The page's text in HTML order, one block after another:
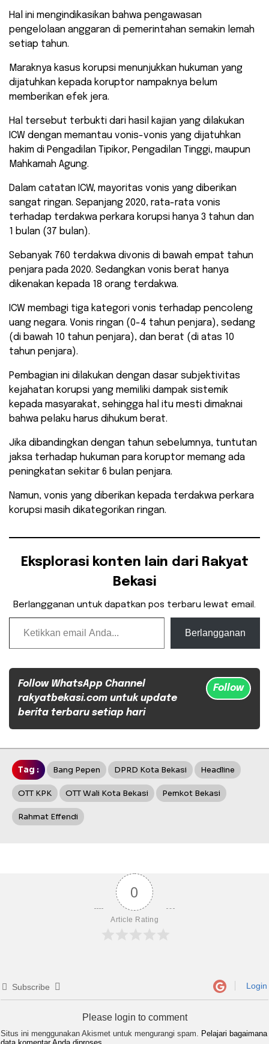
Hal ini mengindikasikan bahwa pengawasan
pengelolaan anggaran di pemerintahan semakin lemah
setiap tahun.
Maraknya kasus korupsi menunjukkan hukuman yang
dijatuhkan kepada koruptor nampaknya belum
memberikan efek jera.
Hal tersebut terbukti dari hasil kajian yang dilakukan
ICW dengan memantau vonis-vonis yang dijatuhkan
hakim di Pengadilan Tipikor, Pengadilan Tinggi, maupun
Mahkamah Agung.
Dalam catatan ICW, mayoritas vonis yang diberikan
sangat ringan. Sepanjang 2020, rata-rata vonis
terhadap terdakwa perkara korupsi hanya 3 tahun dan
1 bulan (37 bulan).
Sebanyak 760 terdakwa divonis di bawah empat tahun
penjara pada 2020. Sedangkan vonis berat hanya
dikenakan kepada 18 orang terdakwa.
ICW membagi tiga kategori vonis terhadap pencoleng
uang negara. Vonis ringan (0-4 tahun penjara), sedang
(di bawah 10 tahun penjara), dan berat (di atas 10
tahun penjara).
Pembagian ini dilakukan dengan dasar subjektivitas
kejahatan korupsi yang memiliki dampak sistemik
kepada masyarakat, sehingga hal itu mesti dimaknai
bahwa pelaku harus dihukum berat.
Jika dibandingkan dengan tahun sebelumnya, tuntutan
jaksa terhadap hukuman para koruptor memang ada
peningkatan sekitar 6 bulan penjara.
Namun, vonis yang diberikan kepada terdakwa perkara
korupsi masih dikategorikan ringan.
Eksplorasi konten lain dari Rakyat
Bekasi
Berlangganan untuk dapatkan pos terbaru lewat email.
Ketikkan email Anda...
Berlangganan
Follow WhatsApp Channel
rakyatbekasi.com untuk update
berita terbaru setiap hari
Follow
Tag : Bang Pepen DPRD Kota Bekasi Headline
OTT KPK OTT Wali Kota Bekasi Pemkot Bekasi
Rahmat Effendi
0
Article Rating
Subscribe Login
Please login to comment
Situs ini menggunakan Akismet untuk mengurangi spam. Pelajari bagaimana